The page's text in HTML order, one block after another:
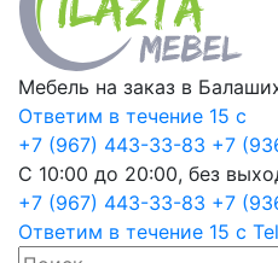
Мебель на заказ в
Ответим в течение 15 с
+7 (967) 443-33-83 +7
С 10:00 до 20:00, без
+7 (967) 443-33-83 +7
Ответим в течение 15 с